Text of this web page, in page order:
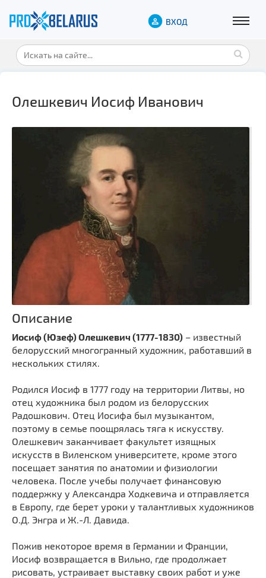
ВХОД
Олешкевич Иосиф Иванович
Описание
Иосиф (Юзеф) Олешкевич (1777-1830) – известный
белорусский многогранный художник, работавший в
нескольких стилях.
Родился Иосиф в 1777 году на территории Литвы, но
отец художника был родом из белорусских
Радошкович. Отец Иосифа был музыкантом,
поэтому в семье поощрялась тяга к искусству.
Олешкевич заканчивает факультет изящных
искусств в Виленском университете, кроме этого
посещает занятия по анатомии и физиологии
человека. После учебы получает финансовую
поддержку у Александра Ходкевича и отправляется
в Европу, где берет уроки у талантливых художников
О.Д. Энгра и Ж.-Л. Давида.
Пожив некоторое время в Германии и Франции,
Иосиф возвращается в Вильно, где продолжает
рисовать, устраивает выставку своих работ и уже